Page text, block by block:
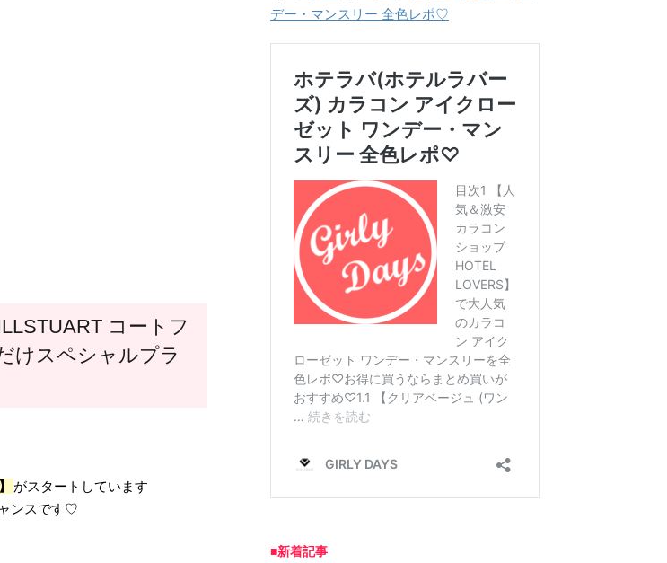
コートフ
けスペシャルプラ
がスタートしています
ンスです♡
デー・マンスリー 全色レポ♡
■新着記事